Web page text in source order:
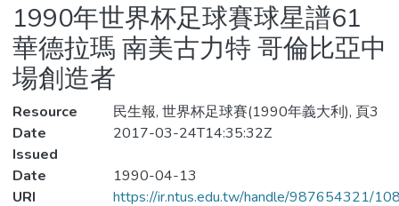
Statistics
1990年世界杯足球賽球星譜61
華德拉瑪 南美古力特 哥倫比亞中
場創造者
Resource
民生報, 世界杯足球賽(1990年義大利), 頁3
Date
Issued
2017-03-24T14:35:32Z
Date
1990-04-13
URI
https://ir.ntus.edu.tw/handle/987654321/